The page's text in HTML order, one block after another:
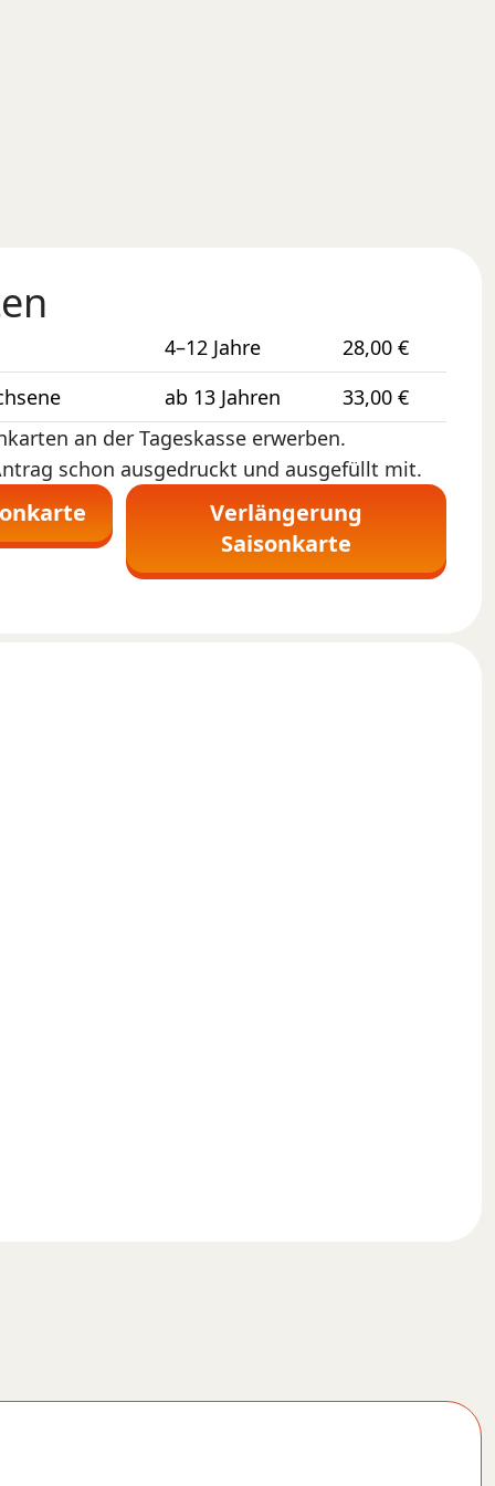
4–12 Jahre
28,00 €
ab 13 Jahren
33,00 €
an der Tageskasse erwerben.
schon ausgedruckt und ausgefüllt mit.
Verlängerung
Saisonkarte